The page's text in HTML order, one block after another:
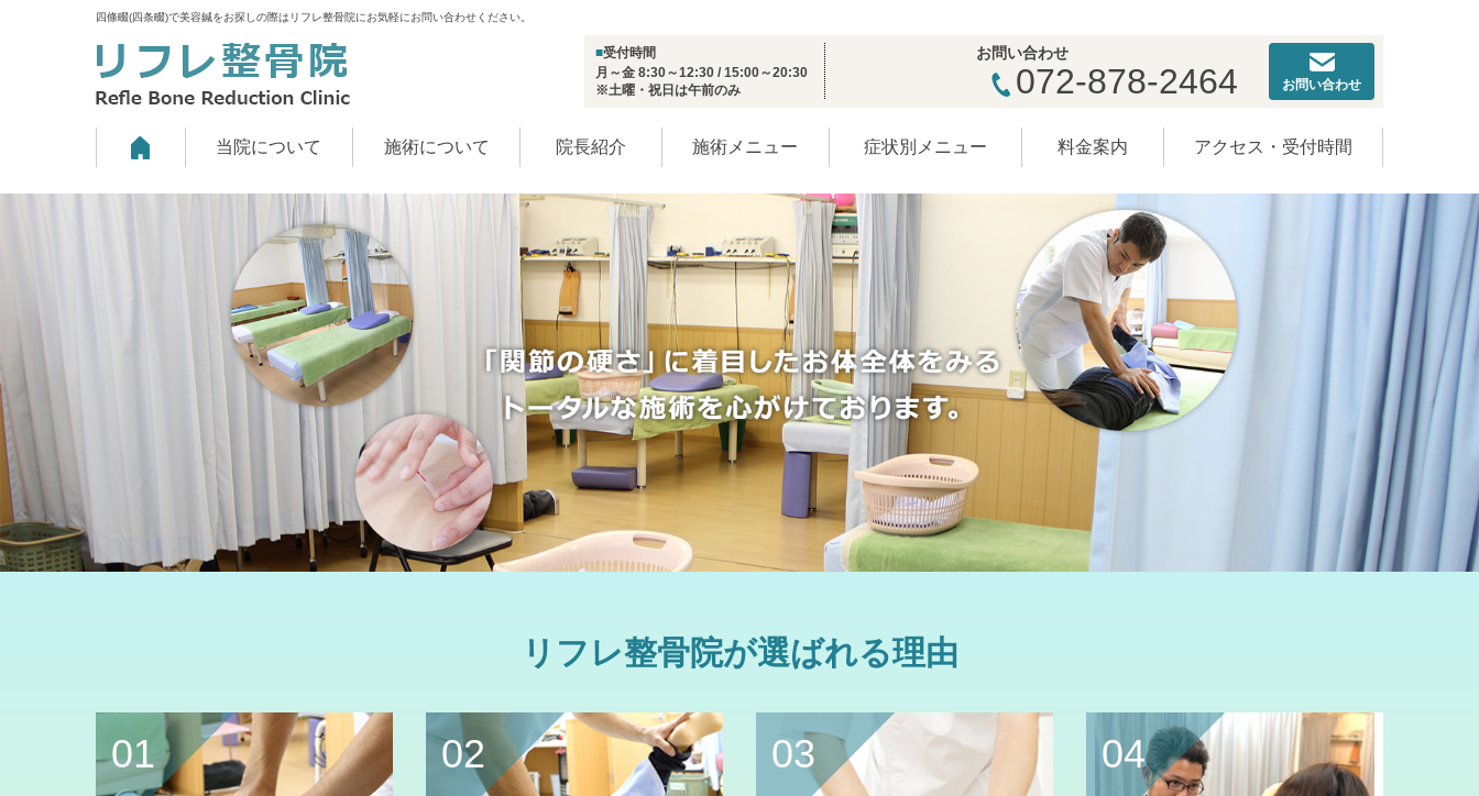
四條畷(四条畷)で美容鍼をお探しの際はリフレ整骨院にお気軽にお問い合わせください。
■受付時間
月～金 8:30～12:30 / 15:00～20:30
※土曜・祝日は午前のみ
お問い合わせ
072-878-2464 お問い合わせ
当院について 施術について 院長紹介 施術メニュー 症状別メニュー 料金案内 アクセス・受付時間
リフレ整骨院が選ばれる理由
01 02 03 04